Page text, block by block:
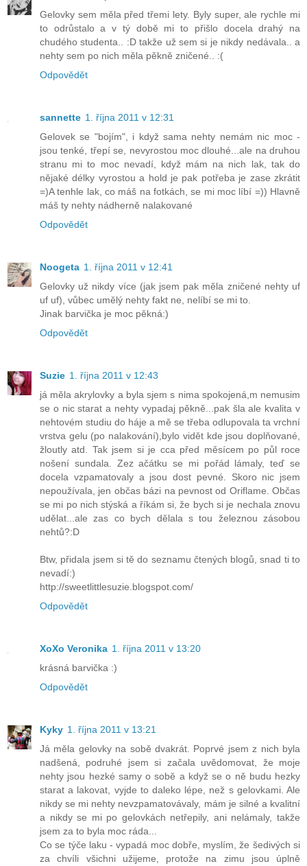
Gelovky sem měla před třemi lety. Byly super, ale rychle mi
to odrůstalo a v tý době mi to přišlo docela drahý na
chudého studenta.. :D takže už sem si je nikdy nedávala.. a
nehty sem po nich měla pěkně zničené.. :(
Odpovědět
sannette 1. října 2011 v 12:31
Gelovek se "bojím", i když sama nehty nemám nic moc -
jsou tenké, třepí se, nevyrostou moc dlouhé...ale na druhou
stranu mi to moc nevadí, když mám na nich lak, tak do
nějaké délky vyrostou a hold je pak potřeba je zase zkrátit
=)A tenhle lak, co máš na fotkách, se mi moc líbí =)) Hlavně
máš ty nehty nádherně nalakované
Odpovědět
Noogeta 1. října 2011 v 12:41
Gelovky už nikdy více (jak jsem pak měla zničené nehty uf
uf uf), vůbec umělý nehty fakt ne, nelíbí se mi to.
Jinak barvička je moc pěkná:)
Odpovědět
Suzie 1. října 2011 v 12:43
já měla akrylovky a byla sjem s nima spokojená,m nemusim
se o nic starat a nehty vypadaj pěkně...pak šla ale kvalita v
nehtovém studiu do háje a mě se třeba odlupovala ta vrchní
vrstva gelu (po nalakování),bylo vidět kde jsou doplňované,
žloutly atd. Tak jsem si je cca před měsícem po půl roce
nošení sundala. Zez ačátku se mi pořád lámaly, teď se
docela vzpamatovaly a jsou dost pevné. Skoro nic jsem
nepoužívala, jen občas bázi na pevnost od Oriflame. Občas
se mi po nich stýská a říkám si, že bych si je nechala znovu
udělat...ale zas co bych dělala s tou železnou zásobou
nehtů?:D
Btw, přidala jsem si tě do seznamu čtených blogů, snad ti to
nevadí:)
http://sweetlittlesuzie.blogspot.com/
Odpovědět
XoXo Veronika 1. října 2011 v 13:20
krásná barvička :)
Odpovědět
Kyky 1. října 2011 v 13:21
Já měla gelovky na sobě dvakrát. Poprvé jsem z nich byla
nadšená, podruhé jsem si začala uvědomovat, že moje
nehty jsou hezké samy o sobě a když se o ně budu hezky
starat a lakovat, vyjde to daleko lépe, než s gelovkami. Ale
nikdy se mi nehty nevzpamatovávaly, mám je silné a kvalitní
a nikdy se mi po gelovkách netřepily, ani nelámaly, takže
jsem za to byla moc ráda...
Co se týče laku - vypadá moc dobře, myslím, že šedivých si
za chvíli všichni užijeme, protože na zimu jsou úplně